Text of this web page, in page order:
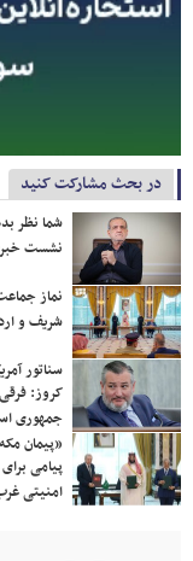
در بحث مشارکت کنید
شما نظر
نشست
نماز
شریف و
سناتور
کروز:
جمهوری
«پیمان
پیامی
امنیتی